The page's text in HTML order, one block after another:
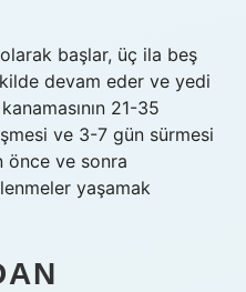
başlar, üç ila beş
devam eder ve yedi
21-35
ve 3-7 gün sürmesi
önce ve sonra
yaşamak